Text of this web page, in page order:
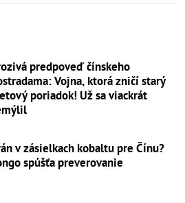
predpoveď čínskeho
Vojna, ktorá zničí starý
poriadok! Už sa viackrát
v zásielkach kobaltu pre Čínu?
spúšťa preverovanie